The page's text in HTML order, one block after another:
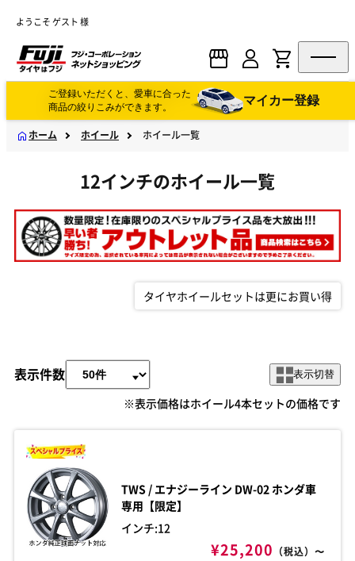
ようこそ ゲスト 様
ご登録いただくと、愛車に合った
商品の絞りこみができます。
マイカー登録
ホーム ホイール ホイール一覧
12インチのホイール一覧
タイヤホイールセットは更にお買い得
表示件数 表示切替
※表示価格はホイール4本セットの価格です
TWS / エナジーライン DW-02 ホンダ車
専用【限定】
インチ:12
¥25,200 （税込）〜